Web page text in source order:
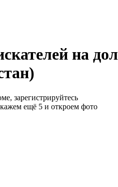
на
зарегистрируйтесь
ещё 5 и откроем фото